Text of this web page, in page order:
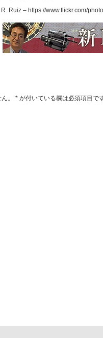
Ruiz – https://www.flickr.com/
。 *が付いている欄は必須項目で